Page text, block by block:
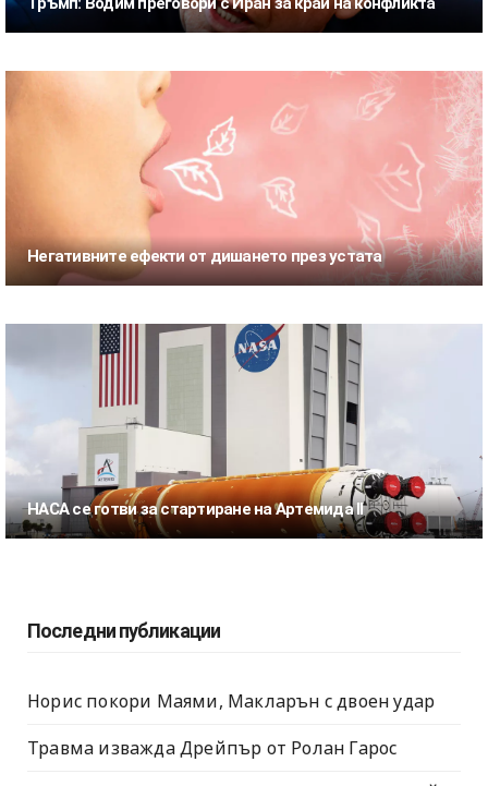
Негативните ефекти от дишането през устата
НАСА се готви за стартиране на Артемида II
Последни публикации
Норис покори Маями, Макларън с двоен удар
Травма изважда Дрейпър от Ролан Гарос